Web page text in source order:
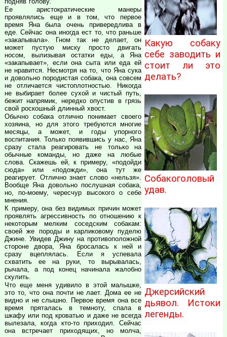
Ее аристократические манеры
проявлялись еще и в том, что первое
время Яна была очень привередлива в
еде. Сейчас она иногда ест то, что раньше
«закапывала». Гном так не делает, он
может пустую миску просто двигать
носом, вылизывая остатки еды, а Яна
«закапывает», если она сыта или еда ей
не нравится. Несмотря на то, что Яна сука
и довольно породистая собака, она совсем
не отличается чистоплотностью. Никогда
не выбирает более сухой и чистый путь,
бежит напрямик, нередко опустив в грязь
свой роскошный длинный хвост.
Обычно собака отлично понимает своего
хозяина, но для этого требуются многие
месяцы, а может, и годы упорного
воспитания. Только появившись у нас, Яна
сразу стала реагировать не только на
обычные команды, но даже на любые
слова. Скажешь ей, к примеру, «подойди
сюда» или «подожди», она тут же
реагирует. Отлично знает слово «нельзя».
Вообще Яна довольно послушная собака,
но, по-моему, чересчур высокого о себе
мнения.
К примеру, она без видимых причин может
проявлять агрессивность по отношению к
некоторым мелким соседским собакам:
своей же породы и карликовому пуделю
Джине. Увидев Джину на противоположной
стороне двора, Яна бросалась к ней и
сразу вцеплялась. Если я успевала
схватить ее на руки, то вырывалась,
рычала, а под конец начинала жалобно
скулить.
Что еще меня удивило в этой малышке,
это то, что она почти не лает. Дома ее не
видно и не слышно. Первое время она все
время пряталась в темноту, спала в
шкафу или под кроватью и даже не всегда
вылезала, когда кто-то приходил. Сейчас
она встречает приходящих, но молча,
Какую собаку
себе заводить и
стоит ли это
делать?
Собакоголовый
удав.
Джерсийский
дьявол. Истоки
легенды.